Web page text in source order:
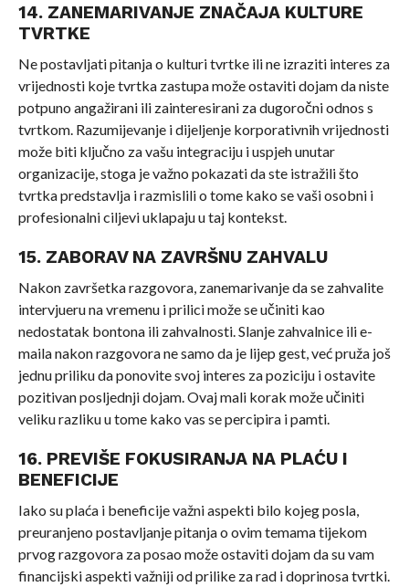
14. ZANEMARIVANJE ZNAČAJA KULTURE
TVRTKE
Ne postavljati pitanja o kulturi tvrtke ili ne izraziti interes za
vrijednosti koje tvrtka zastupa može ostaviti dojam da niste
potpuno angažirani ili zainteresirani za dugoročni odnos s
tvrtkom. Razumijevanje i dijeljenje korporativnih vrijednosti
može biti ključno za vašu integraciju i uspjeh unutar
organizacije, stoga je važno pokazati da ste istražili što
tvrtka predstavlja i razmislili o tome kako se vaši osobni i
profesionalni ciljevi uklapaju u taj kontekst.
15. ZABORAV NA ZAVRŠNU ZAHVALU
Nakon završetka razgovora, zanemarivanje da se zahvalite
intervjueru na vremenu i prilici može se učiniti kao
nedostatak bontona ili zahvalnosti. Slanje zahvalnice ili e-
maila nakon razgovora ne samo da je lijep gest, već pruža još
jednu priliku da ponovite svoj interes za poziciju i ostavite
pozitivan posljednji dojam. Ovaj mali korak može učiniti
veliku razliku u tome kako vas se percipira i pamti.
16. PREVIŠE FOKUSIRANJA NA PLAĆU I
BENEFICIJE
Iako su plaća i beneficije važni aspekti bilo kojeg posla,
preuranjeno postavljanje pitanja o ovim temama tijekom
prvog razgovora za posao može ostaviti dojam da su vam
financijski aspekti važniji od prilike za rad i doprinosa tvrtki.